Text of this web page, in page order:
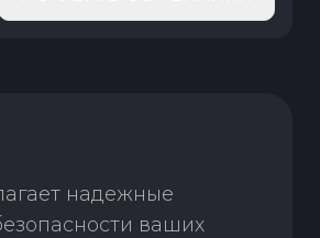
надежные
ваших